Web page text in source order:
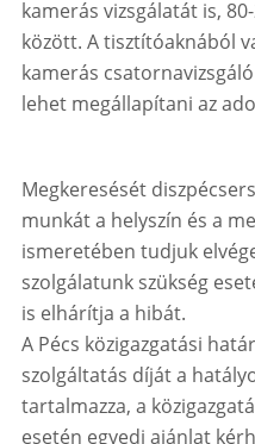
kamerás vizsgálatát is,
között. A tisztítóaknából
kamerás
lehet megállapítani az
Megkeresését
munkát a helyszín és a
ismeretében tudjuk
szolgálatunk szükség
is elhárítja a hibát.
A Pécs közigazgatási
szolgáltatás díját a
tartalmazza, a
esetén egyedi ajánlat